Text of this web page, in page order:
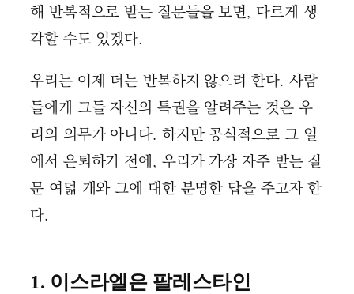
해 반복적으로 받는 질문들을 보면, 다르게 생
각할 수도 있겠다.
우리는 이제 더는 반복하지 않으려 한다. 사람
들에게 그들 자신의 특권을 알려주는 것은 우
리의 의무가 아니다. 하지만 공식적으로 그 일
에서 은퇴하기 전에, 우리가 가장 자주 받는 질
문 여덟 개와 그에 대한 분명한 답을 주고자 한
다.
1. 이스라엘은 팔레스타인